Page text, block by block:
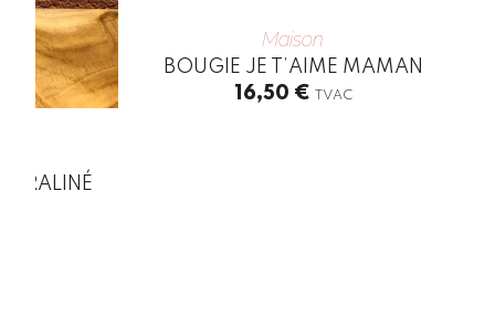
PRALINÉ
Maison
BOUGIE JE T’AIME MAMAN
16,50 € TVAC